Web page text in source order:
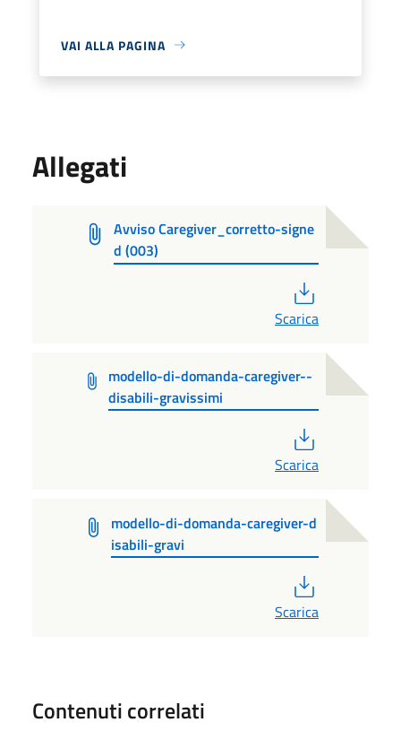
VAI ALLA PAGINA
Allegati
Avviso Caregiver_corretto-signe
d (003)
Scarica
modello-di-domanda-caregiver--
disabili-gravissimi
Scarica
modello-di-domanda-caregiver-d
isabili-gravi
Scarica
Contenuti correlati